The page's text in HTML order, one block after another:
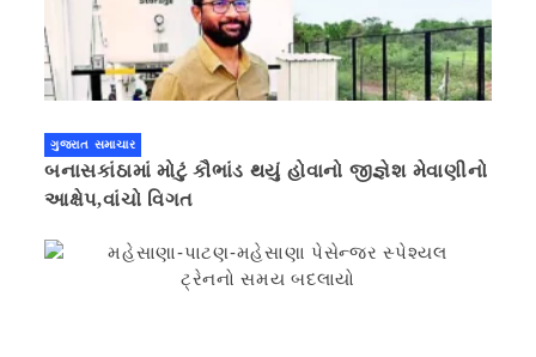
ગુજરાત સમાચાર
બનાસકાંઠામાં મોટું કૌભાંડ થયું હોવાનો જીજ્ઞેશ મેવાણીનો
આક્ષેપ,વાંચો વિગત